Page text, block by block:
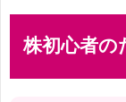
株初心者の